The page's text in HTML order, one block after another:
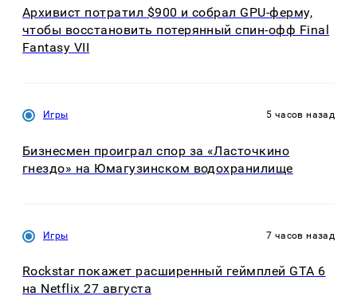
Архивист потратил $900 и собрал GPU-ферму,
чтобы восстановить потерянный спин-офф Final
Fantasy VII
Игры 5 часов назад
Бизнесмен проиграл спор за «Ласточкино
гнездо» на Юмагузинском водохранилище
Игры 7 часов назад
Rockstar покажет расширенный геймплей GTA 6
на Netflix 27 августа